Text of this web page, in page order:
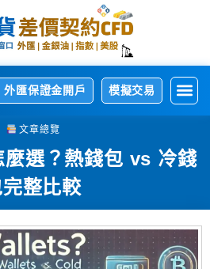
外匯保證金開戶 模擬交易
文章總覽
麼選？熱錢包 vs 冷錢
整比較